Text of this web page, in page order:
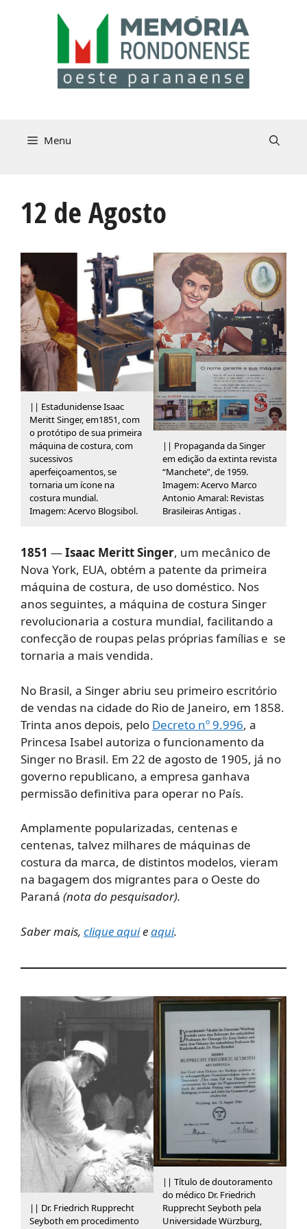
Menu
12 de Agosto
|| Estadunidense Isaac
Meritt Singer, em1851, com
o protótipo de sua primeira
máquina de costura, com
sucessivos
aperfeiçoamentos, se
tornaria um ícone na
costura mundial.
Imagem: Acervo Blogsibol.
|| Propaganda da Singer
em edição da extinta revista
“Manchete”, de 1959.
Imagem: Acervo Marco
Antonio Amaral: Revistas
Brasileiras Antigas .
1851 —Isaac Meritt Singer, um mecânico de
Nova York, EUA, obtém a patente da primeira
máquina de costura, de uso doméstico. Nos
anos seguintes, a máquina de costura Singer
revolucionaria a costura mundial, facilitando a
confecção de roupas pelas próprias famílias e se
tornaria a mais vendida.
No Brasil, a Singer abriu seu primeiro escritório
de vendas na cidade do Rio de Janeiro, em 1858.
Trinta anos depois, pelo Decreto nº 9.996, a
Princesa Isabel autoriza o funcionamento da
Singer no Brasil. Em 22 de agosto de 1905, já no
governo republicano, a empresa ganhava
permissão definitiva para operar no País.
Amplamente popularizadas, centenas e
centenas, talvez milhares de máquinas de
costura da marca, de distintos modelos, vieram
na bagagem dos migrantes para o Oeste do
Paraná (nota do pesquisador).
Saber mais, clique aquieaqui.
|| Dr. Friedrich Rupprecht
Seyboth em procedimento
|| Título de doutoramento
do médico Dr. Friedrich
Rupprecht Seyboth pela
Universidade Würzburg,